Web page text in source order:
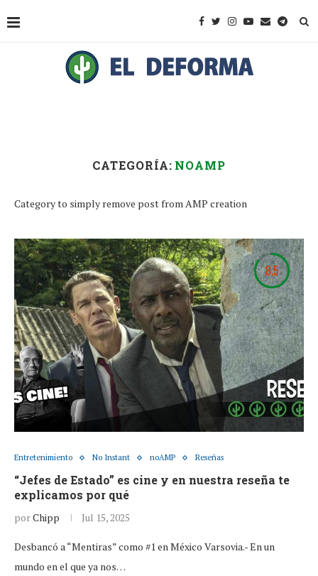
CATEGORÍA: NOAMP
Category to simply remove post from AMP creation
8.5
Entretenimiento No Instant noAMP Reseñas
“Jefes de Estado” es cine y en nuestra reseña te
explicamos por qué
porChipp Jul 15, 2025
Desbancó a “Mentiras” como #1 en México Varsovia.- En un
mundo en el que ya nos…